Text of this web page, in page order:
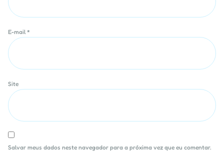
E-mail *
Site
Salvar meus dados neste navegador para a próxima vez que eu comentar.